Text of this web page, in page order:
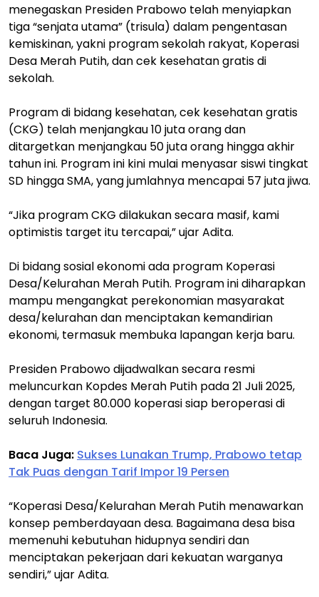
menegaskan Presiden Prabowo telah menyiapkan
tiga “senjata utama” (trisula) dalam pengentasan
kemiskinan, yakni program sekolah rakyat, Koperasi
Desa Merah Putih, dan cek kesehatan gratis di
sekolah.
Program di bidang kesehatan, cek kesehatan gratis
(CKG) telah menjangkau 10 juta orang dan
ditargetkan menjangkau 50 juta orang hingga akhir
tahun ini. Program ini kini mulai menyasar siswi tingkat
SD hingga SMA, yang jumlahnya mencapai 57 juta jiwa.
“Jika program CKG dilakukan secara masif, kami
optimistis target itu tercapai,” ujar Adita.
Di bidang sosial ekonomi ada program Koperasi
Desa/Kelurahan Merah Putih. Program ini diharapkan
mampu mengangkat perekonomian masyarakat
desa/kelurahan dan menciptakan kemandirian
ekonomi, termasuk membuka lapangan kerja baru.
Presiden Prabowo dijadwalkan secara resmi
meluncurkan Kopdes Merah Putih pada 21 Juli 2025,
dengan target 80.000 koperasi siap beroperasi di
seluruh Indonesia.
Baca Juga: Sukses Lunakan Trump, Prabowo tetap
Tak Puas dengan Tarif Impor 19 Persen
“Koperasi Desa/Kelurahan Merah Putih menawarkan
konsep pemberdayaan desa. Bagaimana desa bisa
memenuhi kebutuhan hidupnya sendiri dan
menciptakan pekerjaan dari kekuatan warganya
sendiri,” ujar Adita.